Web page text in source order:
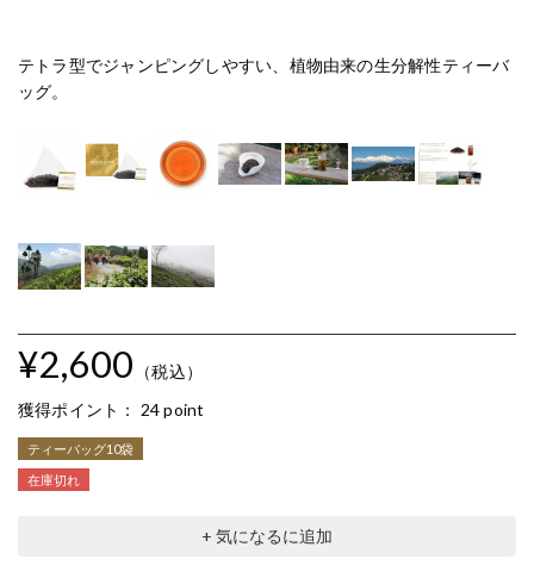
テトラ型でジャンピングしやすい、植物由来の生分解性ティーバ
ッグ。
¥2,600 （税込）
獲得ポイント： 24 point
ティーバッグ10袋
在庫切れ
+ 気になるに追加